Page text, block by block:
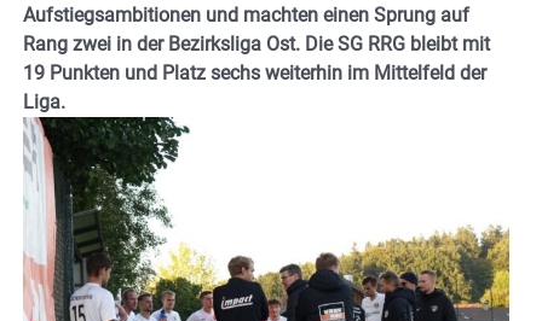
Aufstiegsambitionen und machten einen Sprung auf
Rang zwei in der Bezirksliga Ost. Die SG RRG bleibt mit
19 Punkten und Platz sechs weiterhin im Mittelfeld der
Liga.